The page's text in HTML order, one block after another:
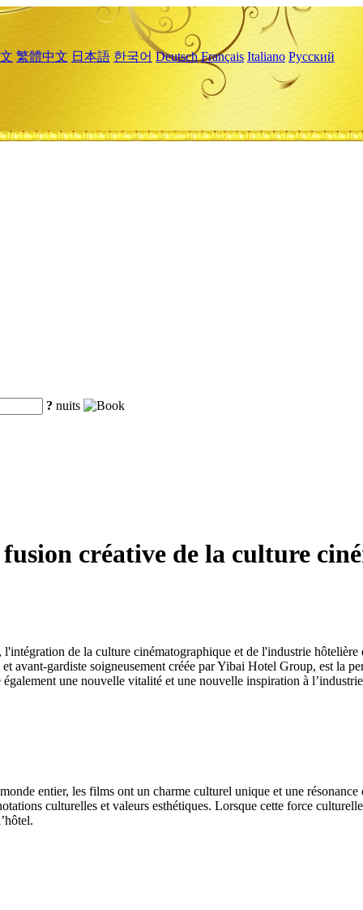
繁體中文 日本語 한국어 Deutsch Français Italiano Русский
? nuits
créative de la culture
de la culture cinématographique et de l'industrie
avant-gardiste soigneusement créée par Yibai Hotel Group, est la
une nouvelle vitalité et une nouvelle inspiration à
entier, les films ont un charme culturel unique et une
culturelles et valeurs esthétiques. Lorsque cette force